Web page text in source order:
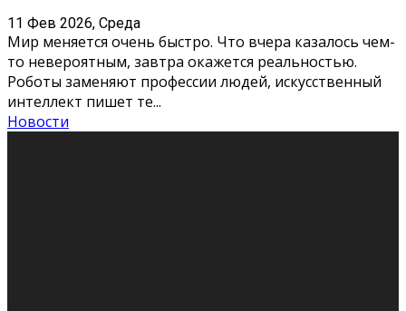
11 Фев 2026, Среда
Стресс – нормальная реакция организма, когда
факторов, воздействующих на твой организм
больше, чем ресурсов. Есть советы, как бороться со
стрессовым состояни
Новости